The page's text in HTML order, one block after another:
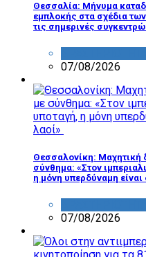
Θεσσαλία: Μήνυμα
εμπλοκής στα σχέδια
τις σημερινές
07/08/2026
Θεσσαλονίκη: Μαχητική
σύνθημα: «Στον
η μόνη υπερδύναμη είναι
07/08/2026